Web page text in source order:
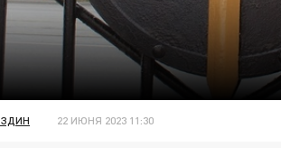
22 ИЮНЯ 2023 11:30